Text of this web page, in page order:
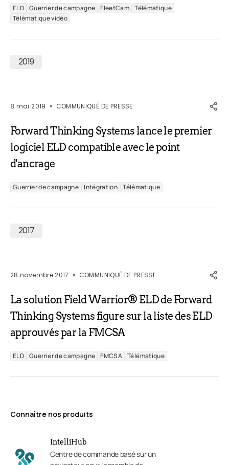
ELD Guerrier de campagne FleetCam Télématique
Télématique vidéo
2019
8 mai 2019 COMMUNIQUÉ DE PRESSE
Forward Thinking Systems lance le premier
logiciel ELD compatible avec le point
d'ancrage
Guerrier de campagne Intégration Télématique
2017
28 novembre 2017 COMMUNIQUÉ DE PRESSE
La solution Field Warrior® ELD de Forward
Thinking Systems figure sur la liste des ELD
approuvés par la FMCSA
ELD Guerrier de campagne FMCSA Télématique
Connaître nos produits
IntelliHub
Centre de commande basé sur un